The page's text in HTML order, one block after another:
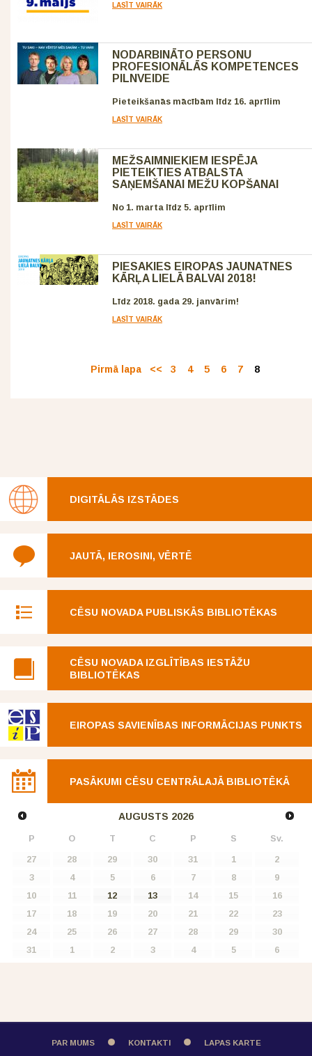
LASĪT VAIRĀK
NODARBINĀTO PERSONU
PROFESIONĀLĀS KOMPETENCES
PILNVEIDE
Pieteikšanās mācībām līdz 16. aprīlim
LASĪT VAIRĀK
MEŽSAIMNIEKIEM IESPĒJA
PIETEIKTIES ATBALSTA
SAŅEMŠANAI MEŽU KOPŠANAI
No 1. marta līdz 5. aprīlim
LASĪT VAIRĀK
PIESAKIES EIROPAS JAUNATNES
KĀRĻA LIELĀ BALVAI 2018!
Līdz 2018. gada 29. janvārim!
LASĪT VAIRĀK
Pirmā lapa << 3 4 5 6 7 8
DIGITĀLĀS IZSTĀDES
JAUTĀ, IEROSINI, VĒRTĒ
CĒSU NOVADA PUBLISKĀS BIBLIOTĒKAS
CĒSU NOVADA IZGLĪTĪBAS IESTĀŽU
BIBLIOTĒKAS
EIROPAS SAVIENĪBAS INFORMĀCIJAS PUNKTS
PASĀKUMI CĒSU CENTRĀLAJĀ BIBLIOTĒKĀ
AUGUSTS 2026
P O T C P S Sv.
27 28 29 30 31 1
2
3
4 5 6 7 8
9
10
11 12 13 14 15
16
17
18 19 20 21 22
23
24
25 26 27 28 29
30
31
1 2 3 4 5 6
PAR MUMS KONTAKTI LAPAS KARTE